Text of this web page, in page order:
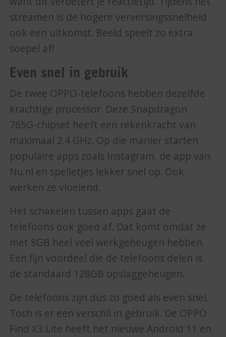
streamen is de hogere verversingssnelheid
ook een uitkomst. Beeld speelt zo extra
soepel af!
Even snel in gebruik
De twee OPPO-telefoons hebben dezelfde
krachtige processor. Deze Snapdragon
765G-chipset heeft een rekenkracht van
maximaal 2.4 GHz. Op die manier starten
populaire apps zoals Instagram, de app van
Nu.nl en spelletjes lekker snel op. Ook
werken ze vloeiend.
Het schakelen tussen apps gaat de
telefoons ook goed af. Dat komt omdat ze
met 8GB heel veel werkgeheugen hebben.
Een fijn voordeel die de telefoons delen is
de standaard 128GB opslaggeheugen.
De telefoons zijn dus zo goed als even snel.
Toch is er een verschil in gebruik. De OPPO
Find X3 Lite heeft het nieuwe Android 11 en